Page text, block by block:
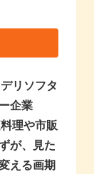
リソフタ
企業
理や市販
が、見た
える画期